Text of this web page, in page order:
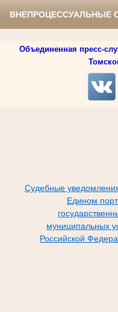
ВНЕПРОЦЕССУАЛЬНЫЕ
Объединенная пресс-
Судебные
Едином
муниципальных
Российской